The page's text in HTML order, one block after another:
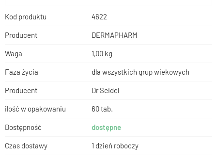
Kod produktu 4622
Producent DERMAPHARM
Waga 1,00 kg
Faza życia dla wszystkich grup wiekowych
Producent Dr Seidel
ilość w opakowaniu 60 tab.
Dostępność dostępne
Czas dostawy 1 dzień roboczy